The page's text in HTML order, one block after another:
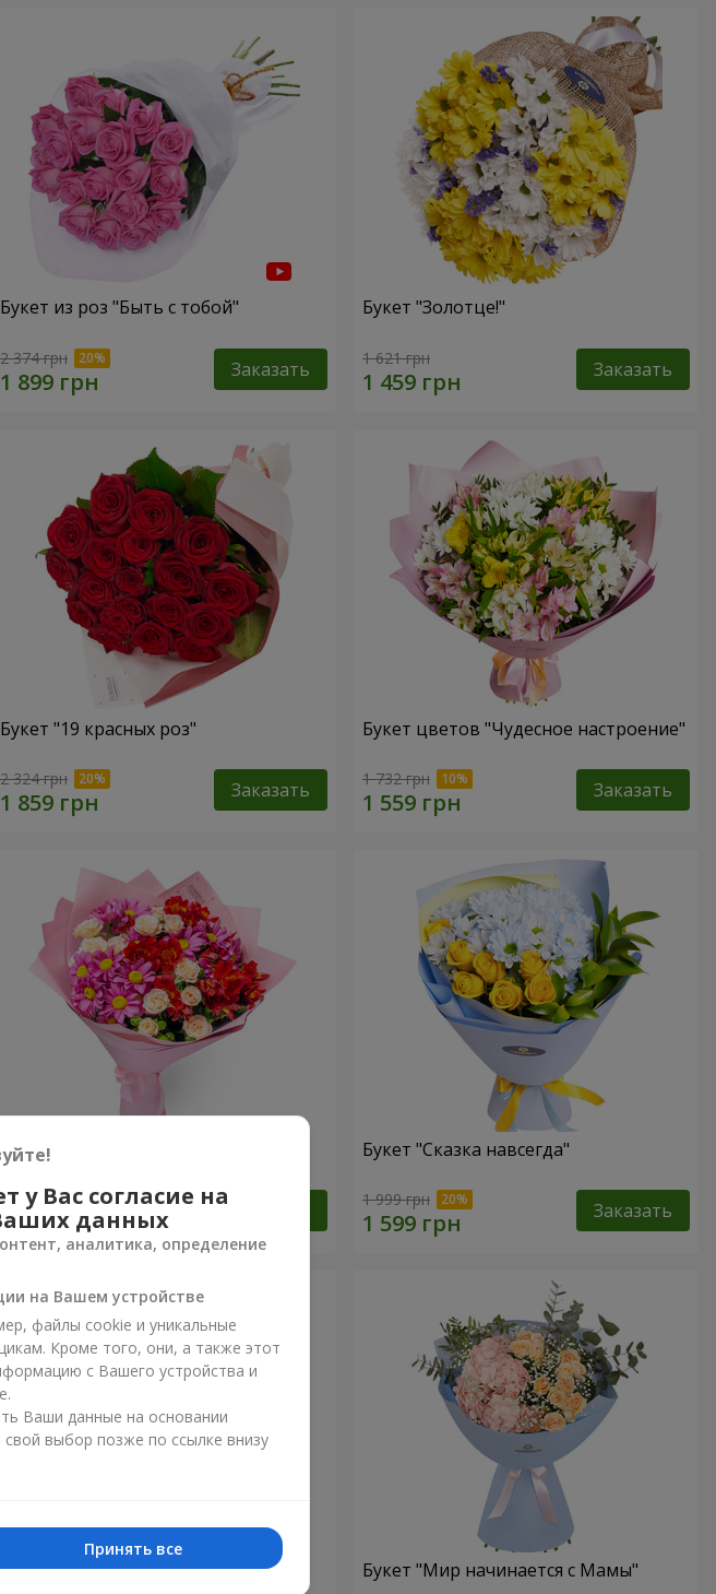
Букет из роз "Быть с тобой"
2 374 грн Заказать
Букет "Золотце!"
1 621 грн Заказать
Букет "19 красных роз"
2 324 грн Заказать
Букет цветов "Чудесное настроение"
1 732 грн Заказать
Букет "Нежная любовь"
1 554 грн
Букет "Сказка навсегда"
1 999 грн Заказать
Букет "Цветочный бал" Букет "Мир начинается с Мамы"
у Вас согласие на
данных
аналитика, определение
на Вашем устройстве
файлы cookie и уникальные
Кроме того, они, а также этот
с Вашего устройства и
Ваши данные на основании
выбор позже по ссылке внизу
Принять все